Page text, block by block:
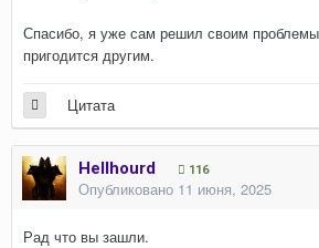
Спасибо, я уже сам решил своим
пригодится другим.
Цитата
Hellhourd 116
Опубликовано 11 июня, 2025
Рад что вы зашли.